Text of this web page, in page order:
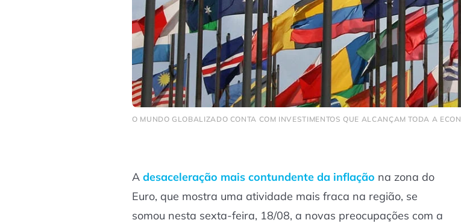
O MUNDO GLOBALIZADO CONTA COM INVESTIMENTOS QUE ALCANÇAM TODA A
A desaceleração mais contundente da inflação na zona do
Euro, que mostra uma atividade mais fraca na região, se
somou nesta sexta-feira, 18/08, a novas preocupações com a